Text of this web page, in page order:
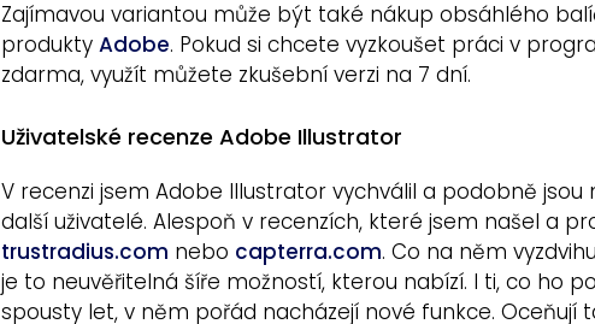
Zajímavou variantou může být také nákup obsáhlého
produktyAdobe. Pokud si chcete vyzkoušet práci v
zdarma, využít můžete zkušební verzi na 7 dní.
Uživatelské recenze Adobe Illustrator
V recenzi jsem Adobe Illustrator vychválil a podobně jsou
další uživatelé. Alespoň v recenzích, které jsem našel a
trustradius.com nebo capterra.com. Co na něm
je to neuvěřitelná šíře možností, kterou nabízí. I ti, co ho
spousty let, v něm pořád nacházejí nové funkce. Oceňují